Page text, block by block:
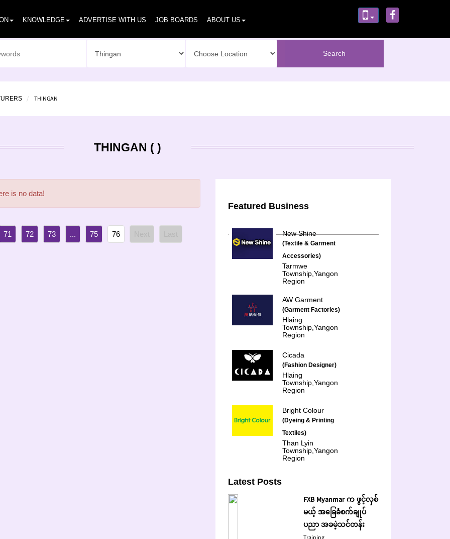
KNOWLEDGE ADVERTISE WITH US JOB BOARDS ABOUT US
THINGAN
THINGAN ( )
is no data!
71 72 73 ... 75 76
Featured Business
New Shine
(Textile & Garment
Accessories)
Tarmwe
Township,Yangon
Region
AW Garment
(Garment Factories)
Hlaing
Township,Yangon
Region
Cicada
(Fashion Designer)
Hlaing
Township,Yangon
Region
Bright Colour
(Dyeing & Printing
Textiles)
Than Lyin
Township,Yangon
Region
Latest Posts
FXB Myanmar က ဖွင့်လှစ်
မယ့် အခြေခံစက်ချုပ်
ပညာ အခမဲ့သင်တန်း